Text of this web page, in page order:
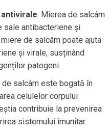
: Mierea de salcâm
sale antibacteriene și
de salcâm poate ajuta
și virale, susținând
patogeni.
de salcâm este bogată în
celulelor corpului
contribuie la prevenirea
sistemului imunitar.